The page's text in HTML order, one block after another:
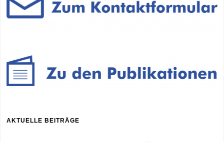
AKTUELLE BEITRÄGE